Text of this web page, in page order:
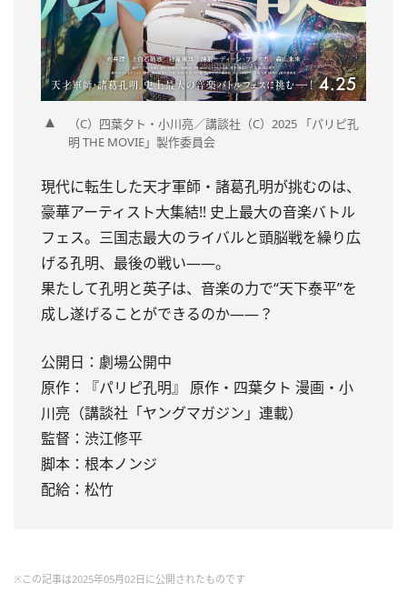
（C）四葉夕ト・小川亮／講談社（C）2025 「パリピ孔
明 THE MOVIE」製作委員会
現代に転生した天才軍師・諸葛孔明が挑むのは、
豪華アーティスト大集結!! 史上最大の音楽バトル
フェス。三国志最大のライバルと頭脳戦を繰り広
げる孔明、最後の戦い――。
果たして孔明と英子は、音楽の力で“天下泰平”を
成し遂げることができるのか――？
公開日：劇場公開中
原作：『パリピ孔明』 原作・四葉夕ト 漫画・小
川亮（講談社「ヤングマガジン」連載）
監督：渋江修平
脚本：根本ノンジ
配給：松竹
※この記事は2025年05月02日に公開されたものです